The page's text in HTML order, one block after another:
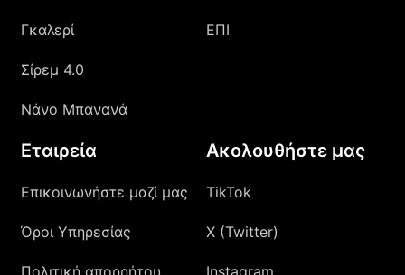
Γκαλερί
Σίρεμ 4.0
Νάνο Μπανανά
ΕΠΙ
Εταιρεία
Επικοινωνήστε μαζί μας
Όροι Υπηρεσίας
Πολιτική απορρήτου
Ακολουθήστε μας
TikTok
X (Twitter)
Instagram